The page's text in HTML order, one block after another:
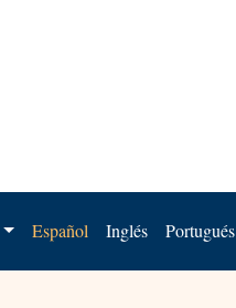
Español Inglés Portugués